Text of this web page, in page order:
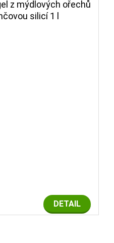
z mýdlových ořechů
silicí 1 l
DETAIL